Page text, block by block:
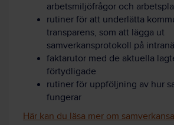
arbetsmiljöfrågor och
rutiner för att underlätta
transparens, som att lägga ut
samverkansprotokoll på
faktarutor med de aktuella
förtydligade
rutiner för uppföljning av hur
fungerar
Här kan du läsa mer om